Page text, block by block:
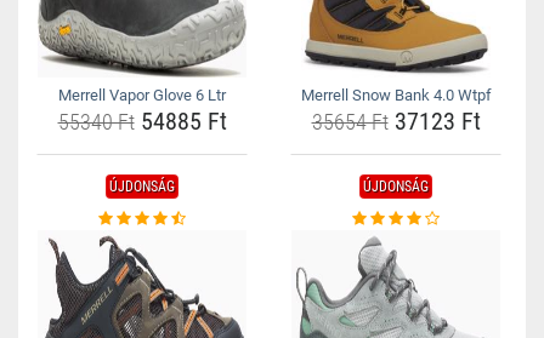
Merrell Vapor Glove 6 Ltr
55340 Ft54885 Ft
Merrell Snow Bank 4.0 Wtpf
35654 Ft37123 Ft
ÚJDONSÁG ÚJDONSÁG